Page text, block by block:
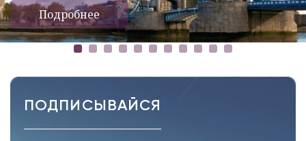
Подробнее
ПОДПИСЫВАЙСЯ